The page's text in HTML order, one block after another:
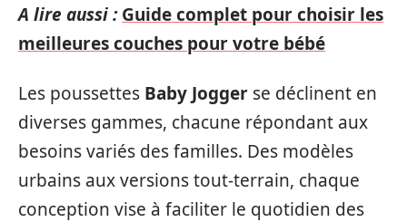
A lire aussi : Guide complet pour choisir les
meilleures couches pour votre bébé
Les poussettes Baby Jogger se déclinent en
diverses gammes, chacune répondant aux
besoins variés des familles. Des modèles
urbains aux versions tout-terrain, chaque
conception vise à faciliter le quotidien des